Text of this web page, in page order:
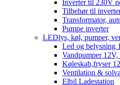
Inverter til 230V
Tilbehør til
Transformator,
Pumpe inverter
LEDlys, køl, pumper,
Led og belysning
Vandpumper
Køleskab,fryser
Ventilation &
Elbil Ladestation